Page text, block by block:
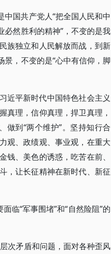
国共产党人“把全国人民和中
然胜利的精神”，不变的是我
族独立和人民解放而战，到新
，不变的是“心中有信仰，脚
近平新时代中国特色社会主义
真理，信仰真理，捍卫真理，
做到“两个维护”。坚持知行合
观、政绩观、事业观，在重大
、美色的诱惑，吃苦在前、
，让长征精神在新时代、新征
临“军事围堵”和“自然险阻”的
次矛盾和问题，面对各种歪风